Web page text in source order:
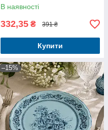
В наявності
332,35 ₴ 391 ₴
Купити
–15%